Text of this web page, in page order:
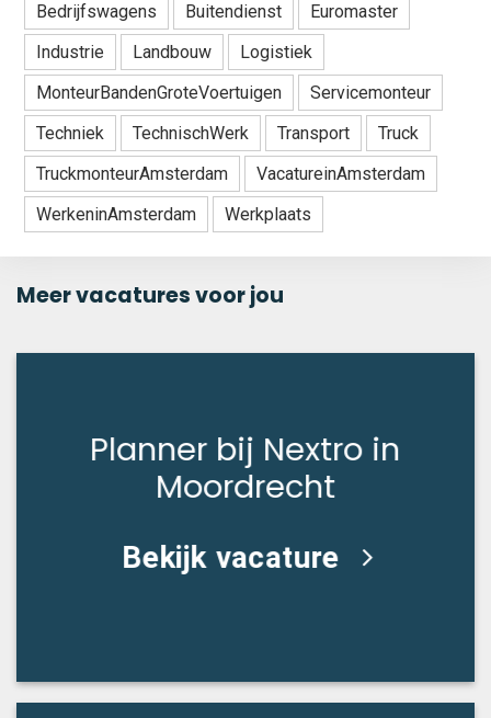
Bedrijfswagens
Buitendienst
Euromaster
Industrie
Landbouw
Logistiek
MonteurBandenGroteVoertuigen
Servicemonteur
Techniek
TechnischWerk Transport
Truck
TruckmonteurAmsterdam
VacatureinAmsterdam
WerkeninAmsterdam
Werkplaats
Meer vacatures voor jou
Planner bij Nextro in
Moordrecht
Bekijk vacature